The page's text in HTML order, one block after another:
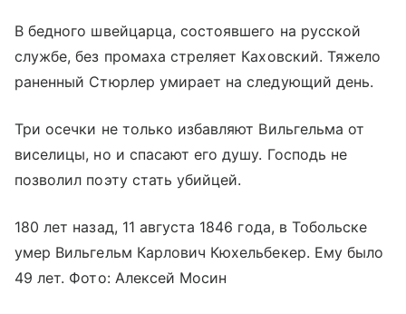
В бедного швейцарца, состоявшего на русской
службе, без промаха стреляет Каховский. Тяжело
раненный Стюрлер умирает на следующий день.
Три осечки не только избавляют Вильгельма от
виселицы, но и спасают его душу. Господь не
позволил поэту стать убийцей.
180 лет назад, 11 августа 1846 года, в Тобольске
умер Вильгельм Карлович Кюхельбекер. Ему было
49 лет. Фото: Алексей Мосин